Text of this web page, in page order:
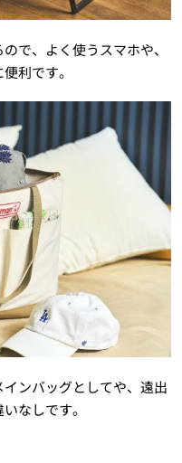
で、よく使うスマホや、
利です。
ンバッグとしてや、遠出
なしです。